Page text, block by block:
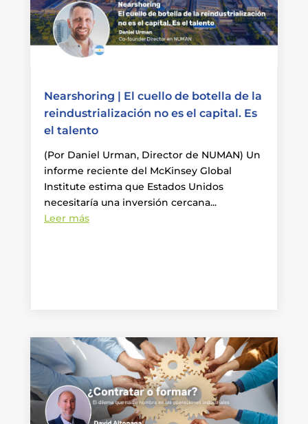
Nearshoring | El cuello de botella de la
reindustrialización no es el capital. Es
el talento
(Por Daniel Urman, Director de NUMAN) Un
informe reciente del McKinsey Global
Institute estima que Estados Unidos
necesitaría una inversión cercana...
Leer más